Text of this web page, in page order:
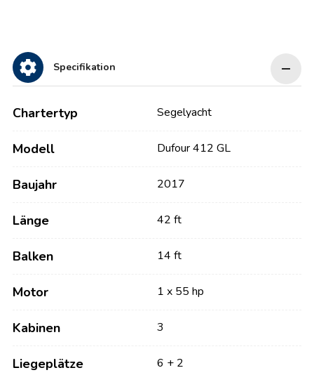
Specifikation
Chartertyp Segelyacht
Modell Dufour 412 GL
Baujahr 2017
Länge 42 ft
Balken 14 ft
Motor 1 x 55 hp
Kabinen 3
Liegeplätze 6 + 2